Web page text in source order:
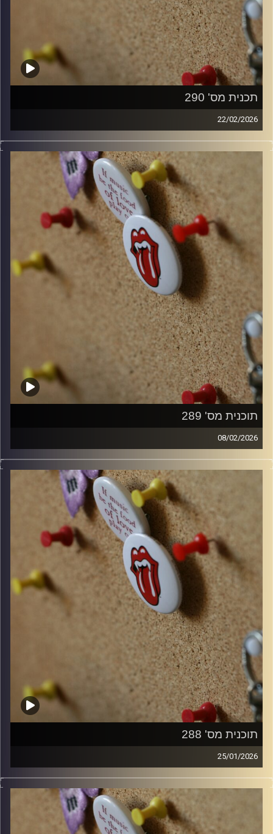
תכנית מס' 290
22/02/2026
קלאסיקות רוק עם אורן הוף.
włodi
תוכנית מס' 289
08/02/2026
קלאסיקות רוק עם אורן הוף.
włodi
תוכנית מס' 288
25/01/2026
קלאסיקות רוק עם אורן הוף.
włodi